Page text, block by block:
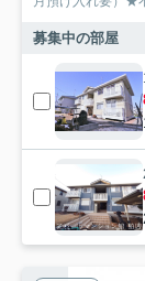
募集中の部屋